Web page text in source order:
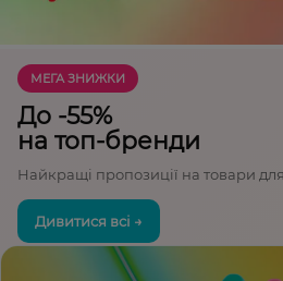
МЕГА ЗНИЖКИ
До -55%
на топ-бренди
Найкращі пропозиції на товари
Дивитися всі →